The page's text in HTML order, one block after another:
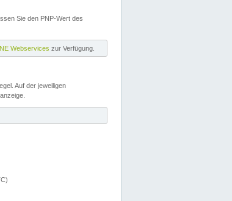
Sie den PNP-Wert des
Webservices zur Verfügung.
Auf der jeweiligen